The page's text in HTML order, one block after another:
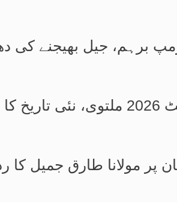
برہم، جیل بھیجنے کی
پر مولانا طارق جمیل کا